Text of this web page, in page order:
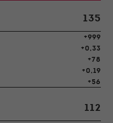
135
+999
+0,33
+78
+0,19
+56
112